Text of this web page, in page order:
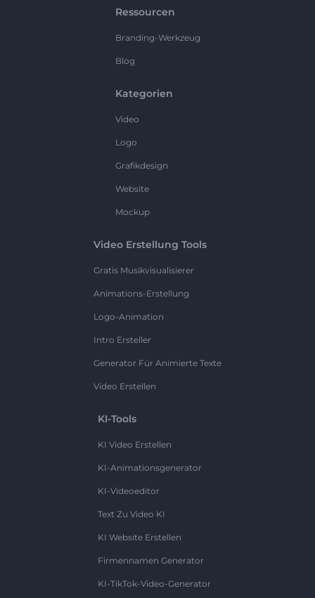
Ressourcen
Branding-Werkzeug
Blog
Kategorien
Video
Logo
Grafikdesign
Website
Mockup
Video Erstellung Tools
Gratis Musikvisualisierer
Animations-Erstellung
Logo-Animation
Intro Ersteller
Generator Für Animierte Texte
Video Erstellen
KI-Tools
KI Video Erstellen
KI-Animationsgenerator
KI-Videoeditor
Text Zu Video KI
KI Website Erstellen
Firmennamen Generator
KI-TikTok-Video-Generator